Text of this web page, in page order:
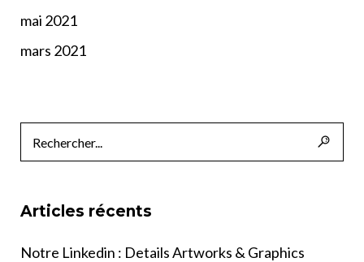
mai 2021
mars 2021
Articles récents
Notre Linkedin : Details Artworks & Graphics